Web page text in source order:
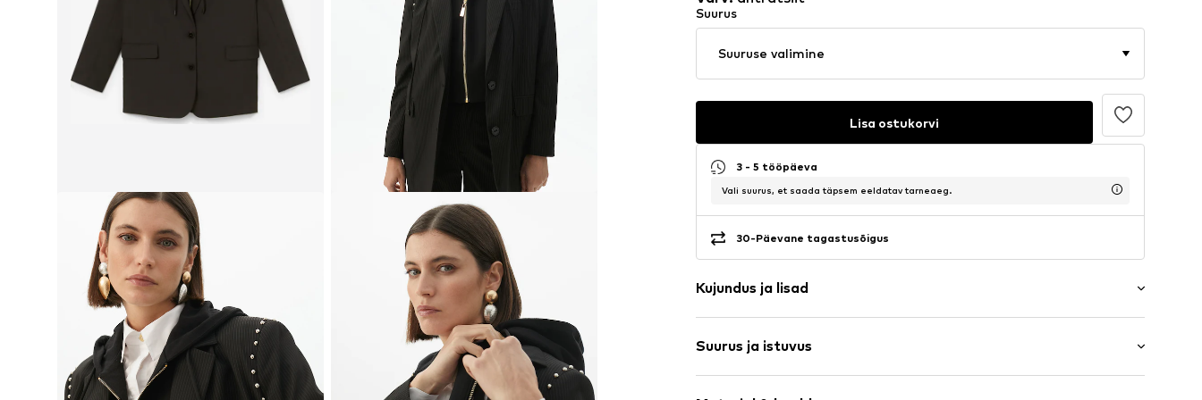
Suurus
Suuruse valimine
Lisa ostukorvi
3 - 5 tööpäeva
Vali suurus, et saada täpsem eeldatav tarneaeg.
30-Päevane tagastusõigus
Kujundus ja lisad
Puuvill
Üleulatuv õlaosa
Klapiga tasku
Suurus ja istuvus